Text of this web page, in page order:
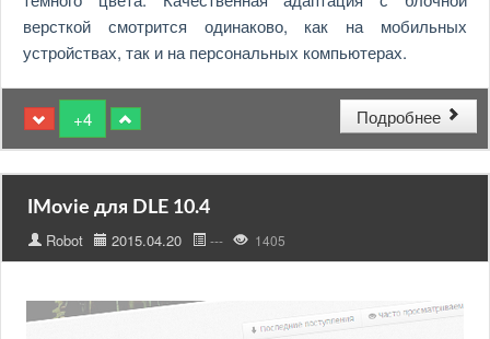
версткой смотрится одинаково, как на мобильных
устройствах, так и на персональных компьютерах.
+4 Подробнее
IMovie для DLE 10.4
Robot 2015.04.20 --- 1405